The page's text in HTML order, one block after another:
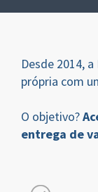
Desde 2014,
própria com
O objetivo?
entrega de